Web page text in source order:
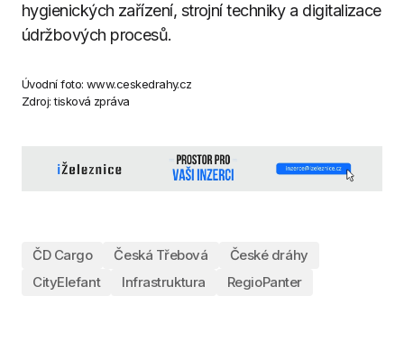
hygienických zařízení, strojní techniky a digitalizace
údržbových procesů.
Úvodní foto: www.ceskedrahy.cz
Zdroj: tisková zpráva
ČD Cargo Česká Třebová
České dráhy
CityElefant
Infrastruktura RegioPanter